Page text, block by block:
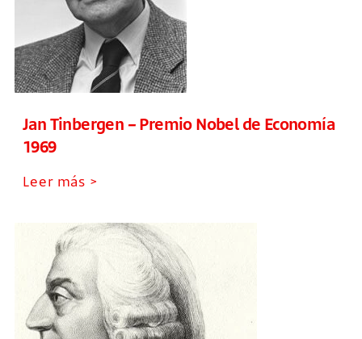
Jan Tinbergen – Premio Nobel de Economía
1969
Leer más >